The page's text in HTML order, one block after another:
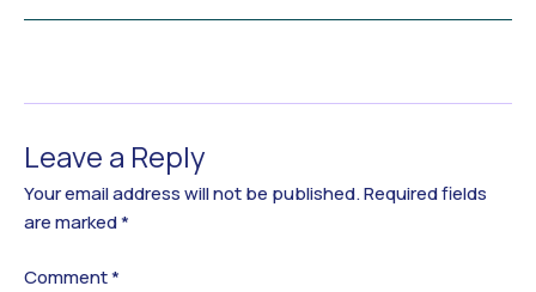
Leave a Reply
Your email address will not be published.Required fields
are marked*
Comment*